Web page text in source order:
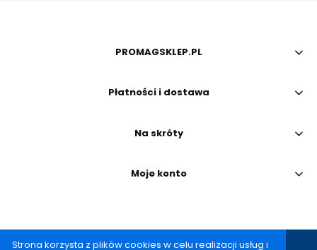
Strona korzysta z plików cookies w celu realizacji usług i
PROMAGSKLEP.PL
Płatności i dostawa
Na skróty
Moje konto